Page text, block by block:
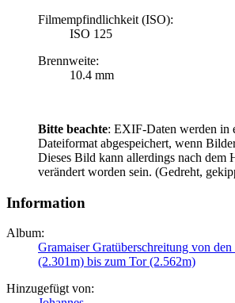
Filmempfindlichkeit (ISO):
ISO 125
Brennweite:
10.4 mm
Bitte beachte: EXIF-Daten werden in
Dateiformat abgespeichert, wenn
Dieses Bild kann allerdings nach dem
verändert worden sein. (Gedreht,
Information
Album:
Gramaiser Gratüberschreitung von
(2.301m) bis zum Tor (2.562m)
Hinzugefügt von: